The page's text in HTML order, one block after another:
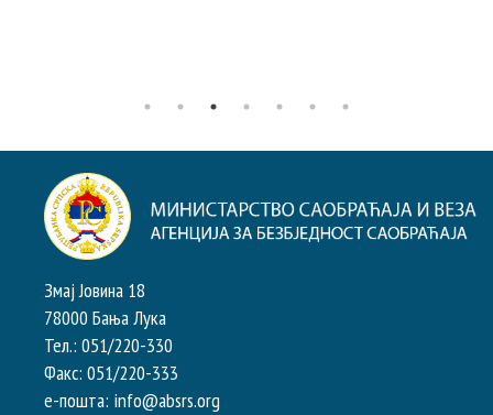
Змај Јовина 18
78000 Бања Лука
Тел.: 051/220-330
Факс: 051/220-333
e-пошта: info@absrs.org